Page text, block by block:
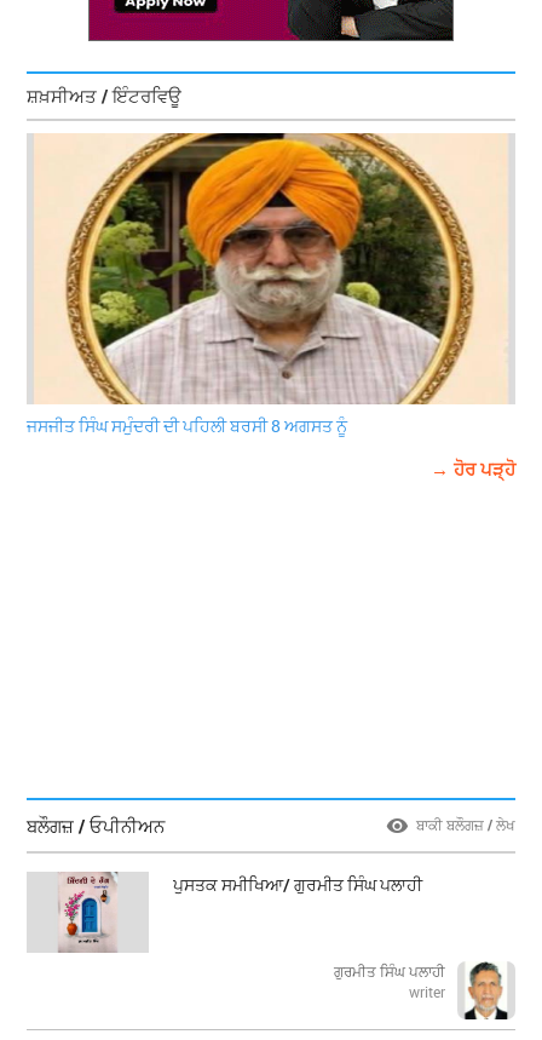
ਸ਼ਖ਼ਸੀਅਤ / ਇੰਟਰਵਿਊ
ਜਸਜੀਤ ਸਿੰਘ ਸਮੁੰਦਰੀ ਦੀ ਪਹਿਲੀ ਬਰਸੀ 8 ਅਗਸਤ ਨੂੰ
→ ਹੋਰ ਪੜ੍ਹੋ
ਬਲੌਗਜ਼ / ਓਪੀਨੀਅਨ ਬਾਕੀ ਬਲੌਗਜ਼ / ਲੇਖ
ਪੁਸਤਕ ਸਮੀਖਿਆ/ ਗੁਰਮੀਤ ਸਿੰਘ ਪਲਾਹੀ
ਗੁਰਮੀਤ ਸਿੰਘ ਪਲਾਹੀ
writer